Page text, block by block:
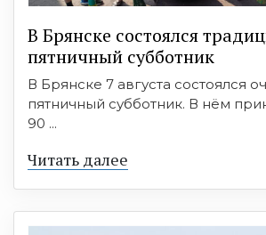
В Брянске состоялся
пятничный субботник
В Брянске 7 августа состоялся
пятничный субботник. В нём
90 ...
Читать далее